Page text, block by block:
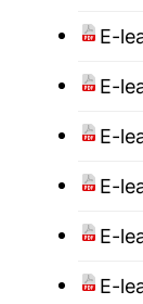
E-
E-
E-
E-
E-
E-